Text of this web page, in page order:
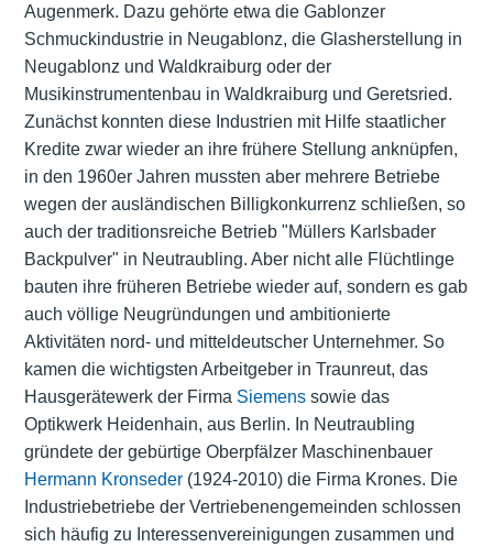
Augenmerk. Dazu gehörte etwa die Gablonzer
Schmuckindustrie in Neugablonz, die Glasherstellung in
Neugablonz und Waldkraiburg oder der
Musikinstrumentenbau in Waldkraiburg und Geretsried.
Zunächst konnten diese Industrien mit Hilfe staatlicher
Kredite zwar wieder an ihre frühere Stellung anknüpfen,
in den 1960er Jahren mussten aber mehrere Betriebe
wegen der ausländischen Billigkonkurrenz schließen, so
auch der traditionsreiche Betrieb "Müllers Karlsbader
Backpulver" in Neutraubling. Aber nicht alle Flüchtlinge
bauten ihre früheren Betriebe wieder auf, sondern es gab
auch völlige Neugründungen und ambitionierte
Aktivitäten nord- und mitteldeutscher Unternehmer. So
kamen die wichtigsten Arbeitgeber in Traunreut, das
Hausgerätewerk der Firma Siemenssowie das
Optikwerk Heidenhain, aus Berlin. In Neutraubling
gründete der gebürtige Oberpfälzer Maschinenbauer
Hermann Kronseder(1924-2010) die Firma Krones. Die
Industriebetriebe der Vertriebenengemeinden schlossen
sich häufig zu Interessenvereinigungen zusammen und